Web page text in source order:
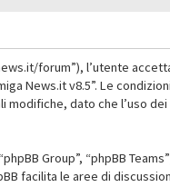
forum”), l’utente
News.it v8.5”. Le
dato che l’uso
Group”, “phpBB
facilita le aree di